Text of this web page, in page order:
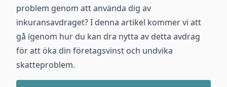
problem genom att använda dig av
inkuransavdraget? I denna artikel kommer vi att
gå igenom hur du kan dra nytta av detta avdrag
för att öka din företagsvinst och undvika
skatteproblem.